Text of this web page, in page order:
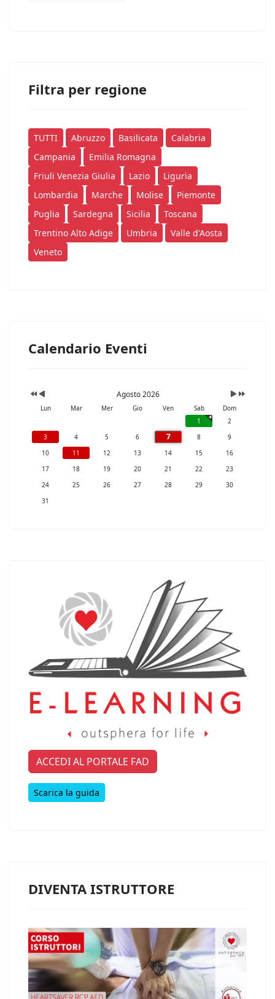
Filtra per regione
TUTTI Abruzzo Basilicata
Calabria
Campania
Emilia Romagna
Friuli Venezia Giulia
Lazio
Liguria
Lombardia
Marche Molise
Piemonte
Puglia
Sardegna Sicilia
Toscana
Trentino Alto Adige
Umbria
Valle d'Aosta
Veneto
Calendario Eventi
Agosto 2026
Lun Mar Mer Gio Ven Sab
Dom
1
2
3
4 5 6 7 8
9
10
11 12 13 14 15
16
17
18 19 20 21 22
23
24
25 26 27 28 29
30
31
ACCEDI AL PORTALE FAD
Scarica la guida
DIVENTA ISTRUTTORE